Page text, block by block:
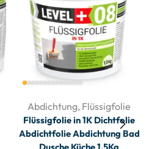
Abdichtung, Flüssigfolie
Flüssigfolie in 1K Dichtfolie
Abdichtfolie Abdichtung Bad
Dusche Küche 1,5Kg